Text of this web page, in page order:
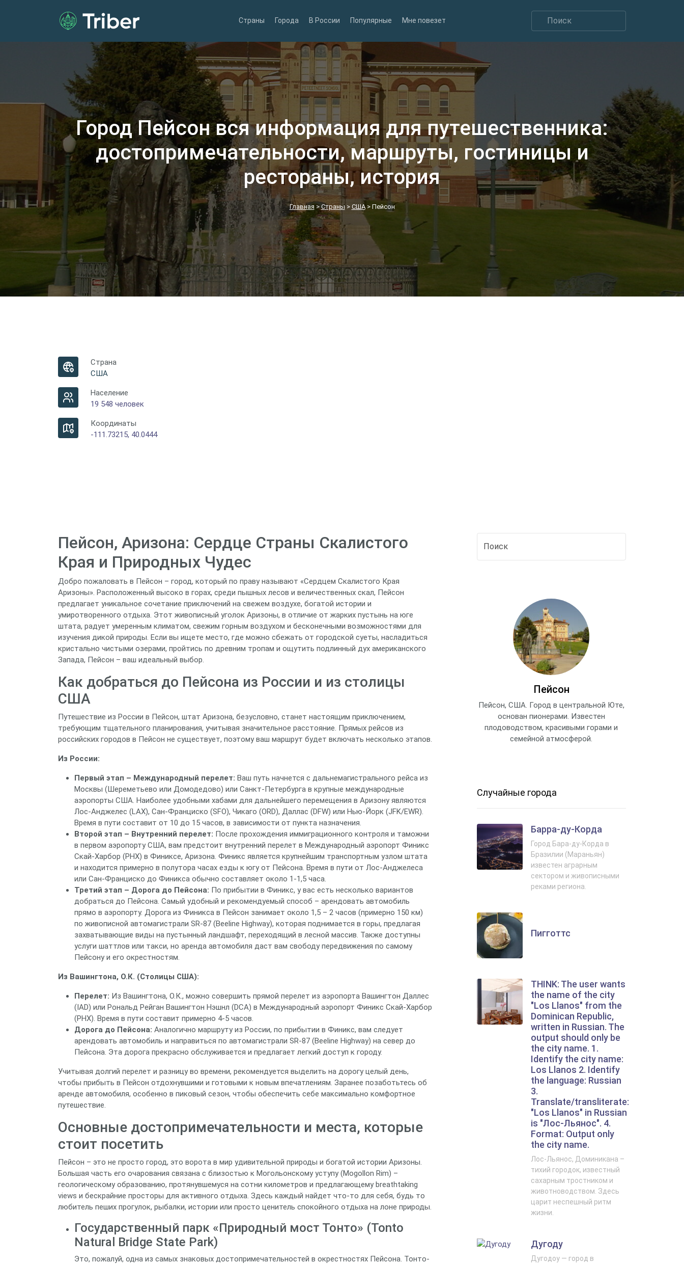
Страны Города В России Популярные Мне повезет
Город Пейсон вся информация для путешественника:
достопримечательности, маршруты, гостиницы и
рестораны, история
Главная > Страны> США> Пейсон
Страна
США
Население
19 548 человек
Координаты
-111.73215, 40.0444
Пейсон, Аризона: Сердце Страны Скалистого
Края и Природных Чудес
Добро пожаловать в Пейсон – город, который по праву называют «Сердцем Скалистого Края
Аризоны». Расположенный высоко в горах, среди пышных лесов и величественных скал, Пейсон
предлагает уникальное сочетание приключений на свежем воздухе, богатой истории и
умиротворенного отдыха. Этот живописный уголок Аризоны, в отличие от жарких пустынь на юге
штата, радует умеренным климатом, свежим горным воздухом и бесконечными возможностями для
изучения дикой природы. Если вы ищете место, где можно сбежать от городской суеты, насладиться
кристально чистыми озерами, пройтись по древним тропам и ощутить подлинный дух американского
Запада, Пейсон – ваш идеальный выбор.
Как добраться до Пейсона из России и из столицы
США
Путешествие из России в Пейсон, штат Аризона, безусловно, станет настоящим приключением,
требующим тщательного планирования, учитывая значительное расстояние. Прямых рейсов из
российских городов в Пейсон не существует, поэтому ваш маршрут будет включать несколько этапов.
Из России:
Первый этап – Международный перелет: Ваш путь начнется с дальнемагистрального рейса из
Москвы (Шереметьево или Домодедово) или Санкт-Петербурга в крупные международные
аэропорты США. Наиболее удобными хабами для дальнейшего перемещения в Аризону являются
Лос-Анджелес (LAX), Сан-Франциско (SFO), Чикаго (ORD), Даллас (DFW) или Нью-Йорк (JFK/EWR).
Время в пути составит от 10 до 15 часов, в зависимости от пункта назначения.
Второй этап – Внутренний перелет: После прохождения иммиграционного контроля и таможни
в первом аэропорту США, вам предстоит внутренний перелет в Международный аэропорт Финикс
Скай-Харбор (PHX) в Финиксе, Аризона. Финикс является крупнейшим транспортным узлом штата
и находится примерно в полутора часах езды к югу от Пейсона. Время в пути от Лос-Анджелеса
или Сан-Франциско до Финикса обычно составляет около 1-1,5 часа.
Третий этап – Дорога до Пейсона: По прибытии в Финикс, у вас есть несколько вариантов
добраться до Пейсона. Самый удобный и рекомендуемый способ – арендовать автомобиль
прямо в аэропорту. Дорога из Финикса в Пейсон занимает около 1,5 – 2 часов (примерно 150 км)
по живописной автомагистрали SR-87 (Beeline Highway), которая поднимается в горы, предлагая
захватывающие виды на пустынный ландшафт, переходящий в лесной массив. Также доступны
услуги шаттлов или такси, но аренда автомобиля даст вам свободу передвижения по самому
Пейсону и его окрестностям.
Из Вашингтона, О.К. (Столицы США):
Перелет: Из Вашингтона, О.К., можно совершить прямой перелет из аэропорта Вашингтон Даллес
(IAD) или Рональд Рейган Вашингтон Нэшнл (DCA) в Международный аэропорт Финикс Скай-Харбор
(PHX). Время в пути составит примерно 4-5 часов.
Дорога до Пейсона: Аналогично маршруту из России, по прибытии в Финикс, вам следует
арендовать автомобиль и направиться по автомагистрали SR-87 (Beeline Highway) на север до
Пейсона. Эта дорога прекрасно обслуживается и предлагает легкий доступ к городу.
Учитывая долгий перелет и разницу во времени, рекомендуется выделить на дорогу целый день,
чтобы прибыть в Пейсон отдохнувшими и готовыми к новым впечатлениям. Заранее позаботьтесь об
аренде автомобиля, особенно в пиковый сезон, чтобы обеспечить себе максимально комфортное
путешествие.
Основные достопримечательности и места, которые
стоит посетить
Пейсон – это не просто город, это ворота в мир удивительной природы и богатой истории Аризоны.
Большая часть его очарования связана с близостью к Могольонскому уступу (Mogollon Rim) –
геологическому образованию, протянувшемуся на сотни километров и предлагающему breathtaking
views и бескрайние просторы для активного отдыха. Здесь каждый найдет что-то для себя, будь то
любитель пеших прогулок, рыбалки, истории или просто ценитель спокойного отдыха на лоне природы.
Государственный парк «Природный мост Тонто» (Tonto
Natural Bridge State Park)
Это, пожалуй, одна из самых знаковых достопримечательностей в окрестностях Пейсона. Тонто-
Пейсон
Пейсон, США. Город в центральной Юте,
основан пионерами. Известен
плодоводством, красивыми горами и
семейной атмосферой.
Случайные города
Барра-ду-Корда
Город Бара-ду-Корда в
Бразилии (Мараньян)
известен аграрным
сектором и живописными
реками региона.
Пигготтс
THINK: The user wants
the name of the city
"Los Llanos" from the
Dominican Republic,
written in Russian. The
output should only be
the city name. 1.
Identify the city name:
Los Llanos 2. Identify
the language: Russian
3.
Translate/transliterate:
"Los Llanos" in Russian
is "Лос-Льянос". 4.
Format: Output only
the city name.
Лос-Льянос, Доминикана –
тихий городок, известный
сахарным тростником и
животноводством. Здесь
царит неспешный ритм
жизни.
Дугоду
Дугодoу — город в